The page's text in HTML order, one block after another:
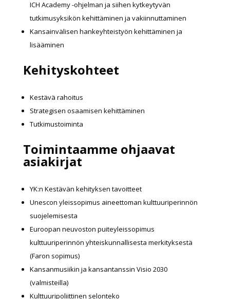
ICH Academy -ohjelman ja siihen kytkeytyvän
tutkimusyksikön kehittäminen ja vakiinnuttaminen
Kansainvälisen hankeyhteistyön kehittäminen ja
lisääminen
Kehityskohteet
Kestävä rahoitus
Strategisen osaamisen kehittäminen
Tutkimustoiminta
Toimintaamme ohjaavat
asiakirjat
YK:n Kestävän kehityksen tavoitteet
Unescon yleissopimus aineettoman kulttuuriperinnön
suojelemisesta
Euroopan neuvoston puiteyleissopimus
kulttuuriperinnön yhteiskunnallisesta merkityksestä
(Faron sopimus)
Kansanmusiikin ja kansantanssin Visio 2030
(valmisteilla)
Kulttuuripoliittinen selonteko